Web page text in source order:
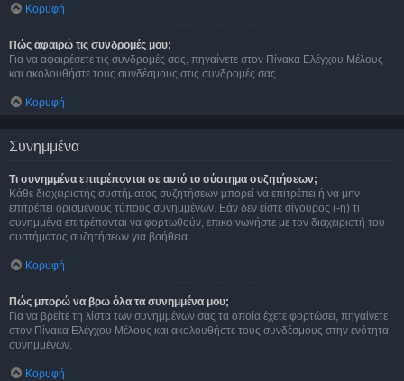
Κορυφή
Πώς αφαιρώ τις συνδρομές μου;
Για να αφαιρέσετε τις συνδρομές σας, πηγαίνετε στον Πίνακα Ελέγχου Μέλους
και ακολουθήστε τους συνδέσμους στις συνδρομές σας.
Κορυφή
Συνημμένα
Τι συνημμένα επιτρέπονται σε αυτό το σύστημα συζητήσεων;
Κάθε διαχειριστής συστήματος συζητήσεων μπορεί να επιτρέπει ή να μην
επιτρέπει ορισμένους τύπους συνημμένων. Εάν δεν είστε σίγουρος (-η) τι
συνημμένα επιτρέπονται να φορτωθούν, επικοινωνήστε με τον διαχειριστή του
συστήματος συζητήσεων για βοήθεια.
Κορυφή
Πώς μπορώ να βρω όλα τα συνημμένα μου;
Για να βρείτε τη λίστα των συνημμένων σας τα οποία έχετε φορτώσει, πηγαίνετε
στον Πίνακα Ελέγχου Μέλους και ακολουθήστε τους συνδέσμους στην ενότητα
συνημμένων.
Κορυφή